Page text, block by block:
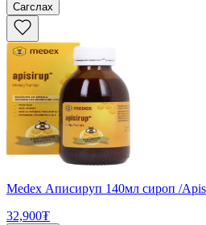
Сагслах
Medex Аписируп 140мл сироп /
32,900₮